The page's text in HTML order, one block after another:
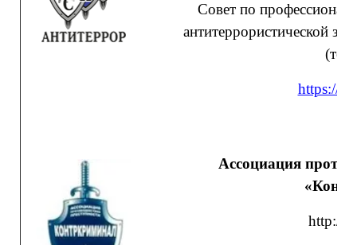
Совет по
антитеррористической
https://
Ассоциация
http://